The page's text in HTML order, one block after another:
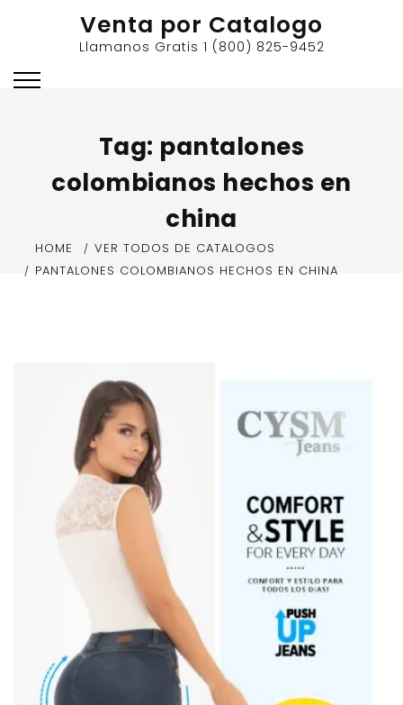
Venta por Catalogo
Llamanos Gratis 1 (800) 825-9452
Tag: pantalones
colombianos hechos en
china
HOME
VER TODOS DE CATALOGOS
PANTALONES COLOMBIANOS HECHOS EN CHINA